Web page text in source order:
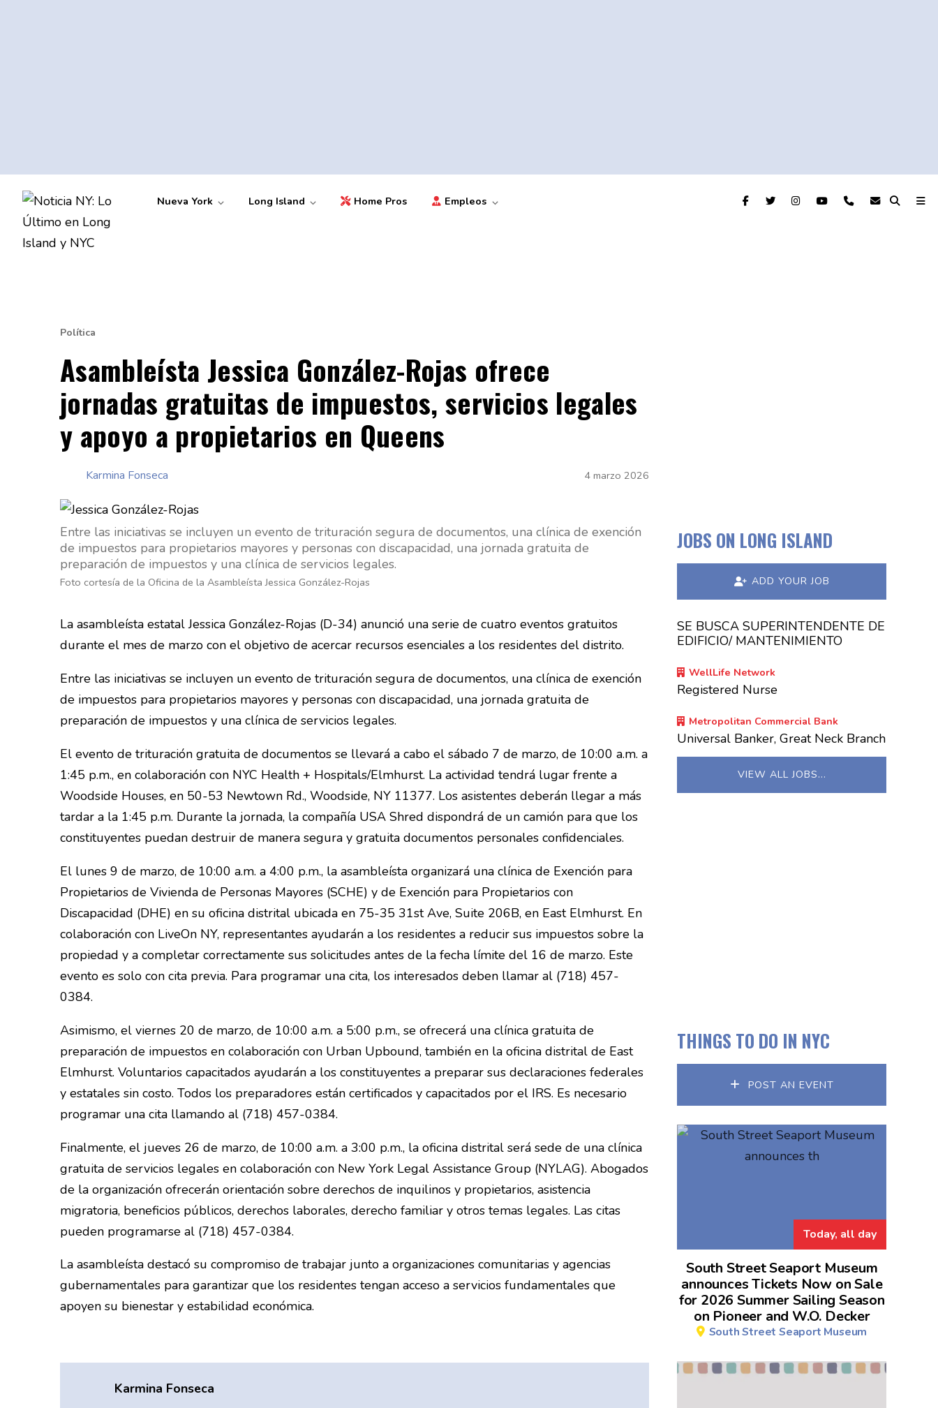
Nueva York Long Island Home Pros Empleos
Política
Asambleísta Jessica González-Rojas ofrece
jornadas gratuitas de impuestos, servicios legales
y apoyo a propietarios en Queens
Karmina Fonseca 4 marzo 2026
Entre las iniciativas se incluyen un evento de trituración segura de documentos, una clínica de exención
de impuestos para propietarios mayores y personas con discapacidad, una jornada gratuita de
preparación de impuestos y una clínica de servicios legales.
Foto cortesía de la Oficina de la Asambleísta Jessica González-Rojas
La asambleísta estatal Jessica González-Rojas (D-34) anunció una serie de cuatro eventos gratuitos
durante el mes de marzo con el objetivo de acercar recursos esenciales a los residentes del distrito.
Entre las iniciativas se incluyen un evento de trituración segura de documentos, una clínica de exención
de impuestos para propietarios mayores y personas con discapacidad, una jornada gratuita de
preparación de impuestos y una clínica de servicios legales.
El evento de trituración gratuita de documentos se llevará a cabo el sábado 7 de marzo, de 10:00 a.m. a
1:45 p.m., en colaboración con NYC Health + Hospitals/Elmhurst. La actividad tendrá lugar frente a
Woodside Houses, en 50-53 Newtown Rd., Woodside, NY 11377. Los asistentes deberán llegar a más
tardar a la 1:45 p.m. Durante la jornada, la compañía USA Shred dispondrá de un camión para que los
constituyentes puedan destruir de manera segura y gratuita documentos personales confidenciales.
El lunes 9 de marzo, de 10:00 a.m. a 4:00 p.m., la asambleísta organizará una clínica de Exención para
Propietarios de Vivienda de Personas Mayores (SCHE) y de Exención para Propietarios con
Discapacidad (DHE) en su oficina distrital ubicada en 75-35 31st Ave, Suite 206B, en East Elmhurst. En
colaboración con LiveOn NY, representantes ayudarán a los residentes a reducir sus impuestos sobre la
propiedad y a completar correctamente sus solicitudes antes de la fecha límite del 16 de marzo. Este
evento es solo con cita previa. Para programar una cita, los interesados deben llamar al (718) 457-
0384.
Asimismo, el viernes 20 de marzo, de 10:00 a.m. a 5:00 p.m., se ofrecerá una clínica gratuita de
preparación de impuestos en colaboración con Urban Upbound, también en la oficina distrital de East
Elmhurst. Voluntarios capacitados ayudarán a los constituyentes a preparar sus declaraciones federales
y estatales sin costo. Todos los preparadores están certificados y capacitados por el IRS. Es necesario
programar una cita llamando al (718) 457-0384.
Finalmente, el jueves 26 de marzo, de 10:00 a.m. a 3:00 p.m., la oficina distrital será sede de una clínica
gratuita de servicios legales en colaboración con New York Legal Assistance Group (NYLAG). Abogados
de la organización ofrecerán orientación sobre derechos de inquilinos y propietarios, asistencia
migratoria, beneficios públicos, derechos laborales, derecho familiar y otros temas legales. Las citas
pueden programarse al (718) 457-0384.
La asambleísta destacó su compromiso de trabajar junto a organizaciones comunitarias y agencias
gubernamentales para garantizar que los residentes tengan acceso a servicios fundamentales que
apoyen su bienestar y estabilidad económica.
Karmina Fonseca
JOBS ON LONG ISLAND
ADD YOUR JOB
SE BUSCA SUPERINTENDENTE DE
EDIFICIO/ MANTENIMIENTO
WellLife Network
Registered Nurse
Metropolitan Commercial Bank
Universal Banker, Great Neck Branch
VIEW ALL JOBS…
THINGS TO DO IN NYC
POST AN EVENT
Today, all day
South Street Seaport Museum
announces Tickets Now on Sale
for 2026 Summer Sailing Season
on Pioneer and W.O. Decker
South Street Seaport Museum